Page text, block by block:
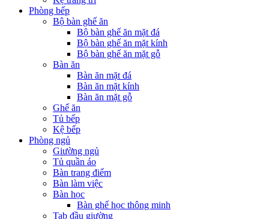
Phòng bếp
Bộ bàn ghế ăn
Bộ bàn ghế ăn mặt đá
Bộ bàn ghế ăn mặt kính
Bộ bàn ghế ăn mặt gỗ
Bàn ăn
Bàn ăn mặt đá
Bàn ăn mặt kính
Bàn ăn mặt gỗ
Ghế ăn
Tủ bếp
Kệ bếp
Phòng ngủ
Giường ngủ
Tủ quần áo
Bàn trang điểm
Bàn làm việc
Bàn học
Bàn ghế học thông minh
Tab đầu giường